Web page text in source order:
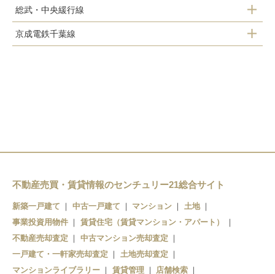
総武・中央緩行線
新検見川駅
京成電鉄千葉線
不動産売買・賃貸情報のセンチュリー21総合サイト
新築一戸建て 中古一戸建て マンション
土地
事業投資用物件
賃貸住宅（賃貸マンション・アパート）
不動産売却査定
中古マンション売却査定
一戸建て・一軒家売却査定
土地売却査定
マンションライブラリー
賃貸管理
店舗検索